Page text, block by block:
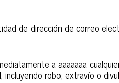
de dirección de correo
a aaaaaaa
robo, extravío o